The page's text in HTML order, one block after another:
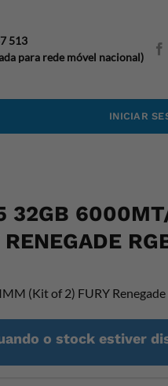
513
para rede móvel nacional)
INICIAR
32GB
(Kit of 2) FURY Renegade
o stock estiver